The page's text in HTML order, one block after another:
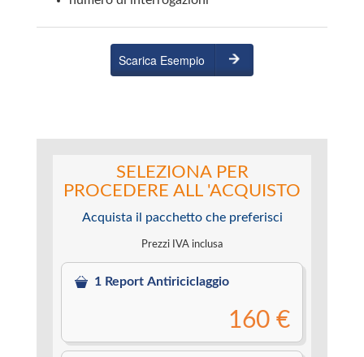
Scarica Esempio
SELEZIONA PER
PROCEDERE ALL 'ACQUISTO
Acquista il pacchetto che preferisci
Prezzi IVA inclusa
1 Report Antiriciclaggio
160 €